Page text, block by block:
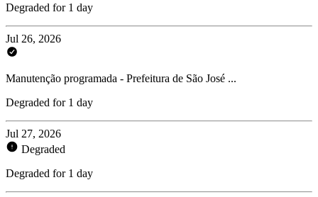
Degraded for 1 day
Jul 26, 2026
Manutenção programada - Prefeitura de São José ...
Degraded for 1 day
Jul 27, 2026
Degraded
Degraded for 1 day